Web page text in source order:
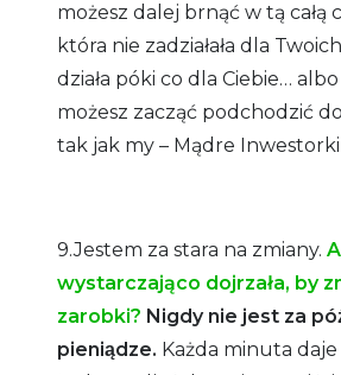
możesz dalej brnąć w tą całą
która nie zadziałała dla
działa póki co dla Ciebie…
możesz zacząć podchodzić
tak jak my – Mądre Inwestorki
9.Jestem za stara na zmiany.
wystarczająco dojrzała, by
zarobki? Nigdy nie jest za
pieniądze. Każda minuta daje